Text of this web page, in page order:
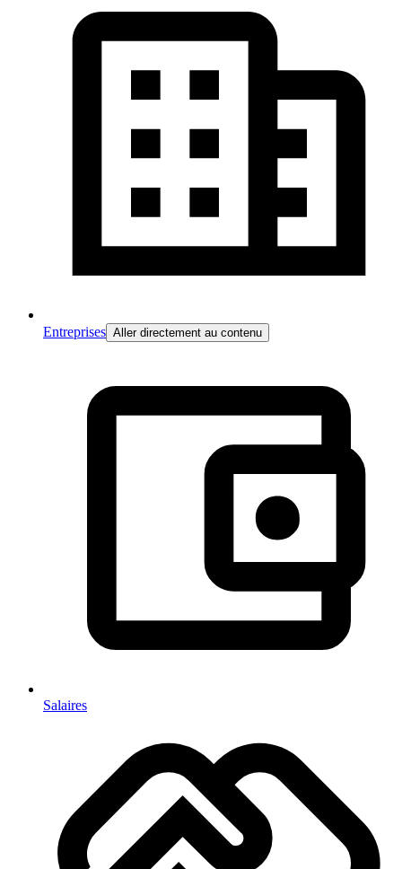
Entreprises Aller directement au contenu
Salaires